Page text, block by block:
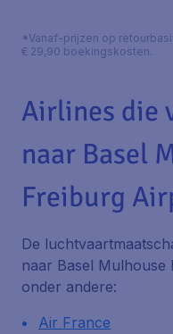
*Vanaf-prijzen op
€ 29,90 boekingskosten.
Airlines die
naar Basel
Freiburg
De
naar Basel
onder andere:
Air France